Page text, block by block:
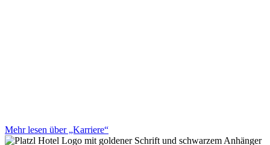
Mehr lesen über „Karriere“